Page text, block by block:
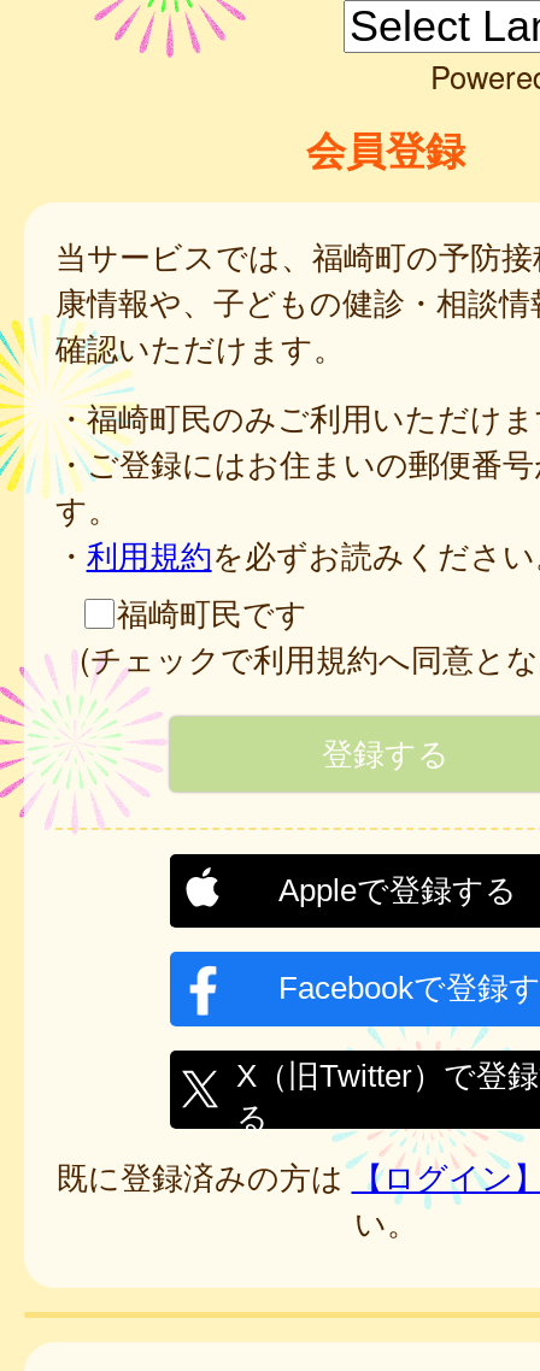
会員登録
当サービスでは、福崎町の予防
康情報や、子どもの健診・相談
確認いただけます。
・福崎町民のみご利用いただけ
・ご登録にはお住まいの郵便番
す。
・ 利用規約を必ずお読みくださ
福崎町民です
(チェックで利用規約へ同意と
Appleで登録する
Facebookで登録
X（旧Twitter）で登
る
既に登録済みの方は【ログイン
い。